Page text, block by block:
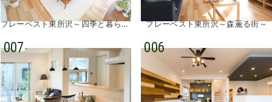
フレーベスト東所沢～四季と暮らす街～ フレーベスト東所沢～森薫る街～
007 006